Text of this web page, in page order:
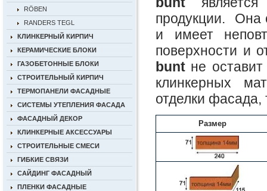
продукции. Она
и имеет
поверхности и
bunt не
клинкерных
отделки фасада,
Размер
RÖBEN
RANDERS TEGL
КЛИНКЕРНЫЙ КИРПИЧ
КЕРАМИЧЕСКИЕ БЛОКИ
ГАЗОБЕТОННЫЕ БЛОКИ
СТРОИТЕЛЬНЫЙ КИРПИЧ
ТЕРМОПАНЕЛИ ФАСАДНЫЕ
СИСТЕМЫ УТЕПЛЕНИЯ ФАСАДА
ФАСАДНЫЙ ДЕКОР
КЛИНКЕРНЫЕ АКСЕССУАРЫ
СТРОИТЕЛЬНЫЕ СМЕСИ
ГИБКИЕ СВЯЗИ
САЙДИНГ ФАСАДНЫЙ
ПЛЕНКИ ФАСАДНЫЕ